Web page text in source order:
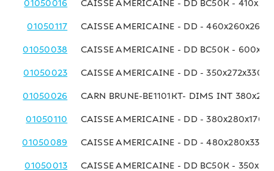
01050016 CAISSE AMERICAINE - DD BC50K -
01050117 CAISSE AMERICAINE - DD - 460x260x260
01050038 CAISSE AMERICAINE - DD BC50K -
01050023 CAISSE AMERICAINE - DD - 350x272x330
01050026 CARN BRUNE-BE1101KT- DIMS INT
01050110 CAISSE AMERICAINE - DD - 380x280x170
01050089 CAISSE AMERICAINE - DD - 480x280x330
01050013 CAISSE AMERICAINE - DD BC50K -